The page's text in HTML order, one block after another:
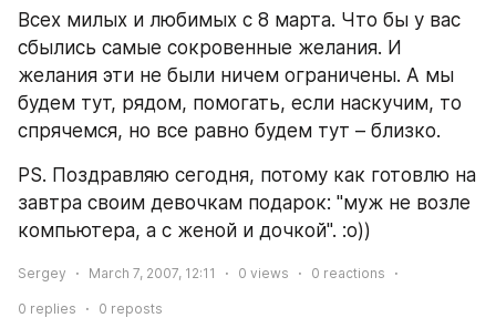
Всех милых и любимых с 8 марта. Что бы у вас
сбылись самые сокровенные желания. И
желания эти не были ничем ограничены. А мы
будем тут, рядом, помогать, если наскучим, то
спрячемся, но все равно будем тут – близко.
PS. Поздравляю сегодня, потому как готовлю на
завтра своим девочкам подарок: "муж не возле
компьютера, а с женой и дочкой". :о))
Sergey March 7, 2007, 12:11 0 views 0 reactions
0 replies 0 reposts